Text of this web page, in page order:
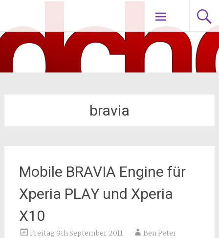
springen
bravia
Mobile BRAVIA Engine für
Xperia PLAY und Xperia
X10
Freitag 9th September 2011 Ben Peter